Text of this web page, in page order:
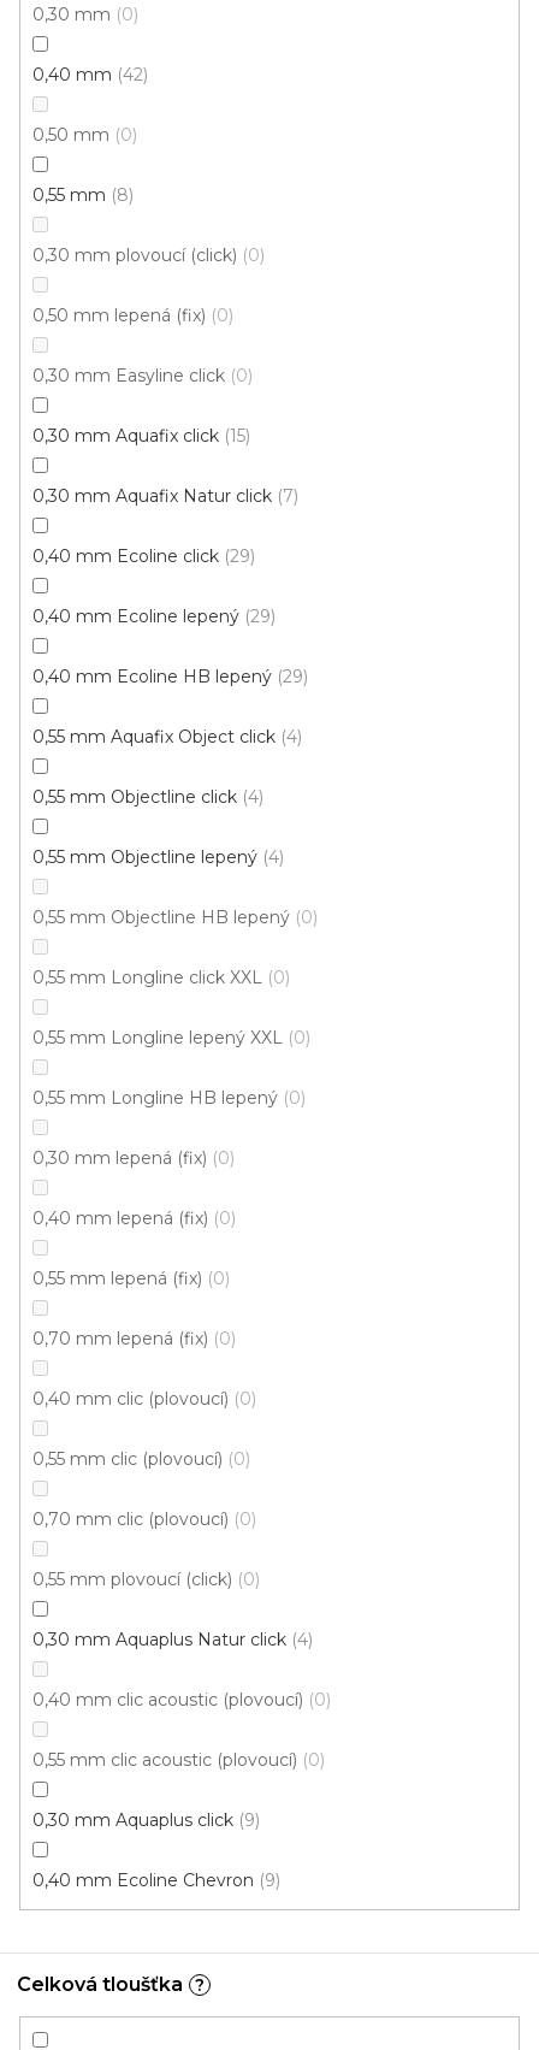
0,30 mm 0
0,40 mm 42
0,50 mm 0
0,55 mm 8
0,30 mm plovoucí (click) 0
0,50 mm lepená (fix) 0
0,30 mm Easyline click 0
0,30 mm Aquafix click 15
0,30 mm Aquafix Natur click 7
0,40 mm Ecoline click 29
0,40 mm Ecoline lepený 29
0,40 mm Ecoline HB lepený 29
0,55 mm Aquafix Object click 4
0,55 mm Objectline click 4
0,55 mm Objectline lepený 4
0,55 mm Objectline HB lepený 0
0,55 mm Longline click XXL 0
0,55 mm Longline lepený XXL 0
0,55 mm Longline HB lepený 0
0,30 mm lepená (fix) 0
0,40 mm lepená (fix) 0
0,55 mm lepená (fix) 0
0,70 mm lepená (fix) 0
0,40 mm clic (plovoucí) 0
0,55 mm clic (plovoucí) 0
0,70 mm clic (plovoucí) 0
0,55 mm plovoucí (click) 0
0,30 mm Aquaplus Natur click 4
0,40 mm clic acoustic (plovoucí) 0
0,55 mm clic acoustic (plovoucí) 0
0,30 mm Aquaplus click 9
0,40 mm Ecoline Chevron 9
Celková tloušťka ?
Vinylová podlaha PALLADIUM 40 French Oak
BlackDoprodej
od398 Kč / m2
599 Kč
Click (plovoucí)
Vinylová podlaha PALLADIUM 40 French Oak
GreyDoprodej
od 398 Kč/ m2
599 Kč
Click (plovoucí)